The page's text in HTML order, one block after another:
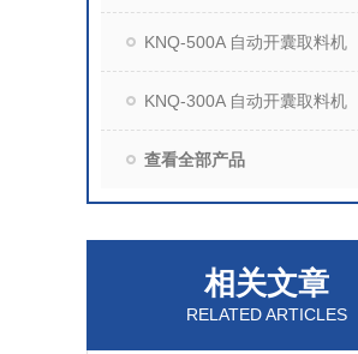
KNQ-500A 自动开囊取料机
KNQ-300A 自动开囊取料机
查看全部产品
相关文章
RELATED ARTICLES